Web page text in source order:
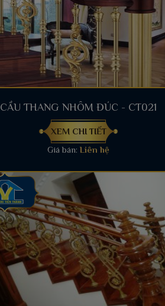
CẦU THANG NHÔM ĐÚC - CT021
XEM CHI TIẾT
Giá bán:Liên hệ